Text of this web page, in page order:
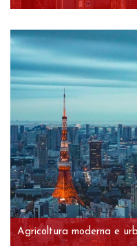
Agricoltura moderna e